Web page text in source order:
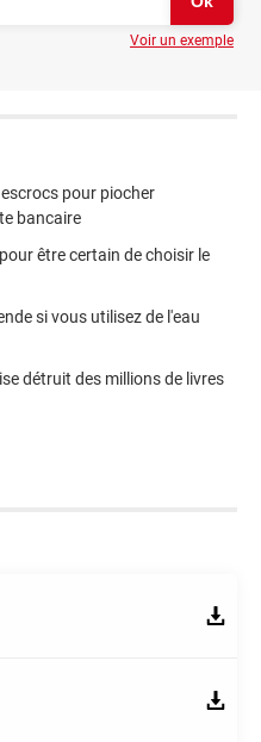
Voir un exemple
pour piocher
bancaire
être certain de choisir le
si vous utilisez de l'eau
détruit des millions de livres